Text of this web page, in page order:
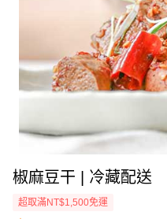
椒麻豆干 | 冷藏配送
超取滿NT$1,500免運